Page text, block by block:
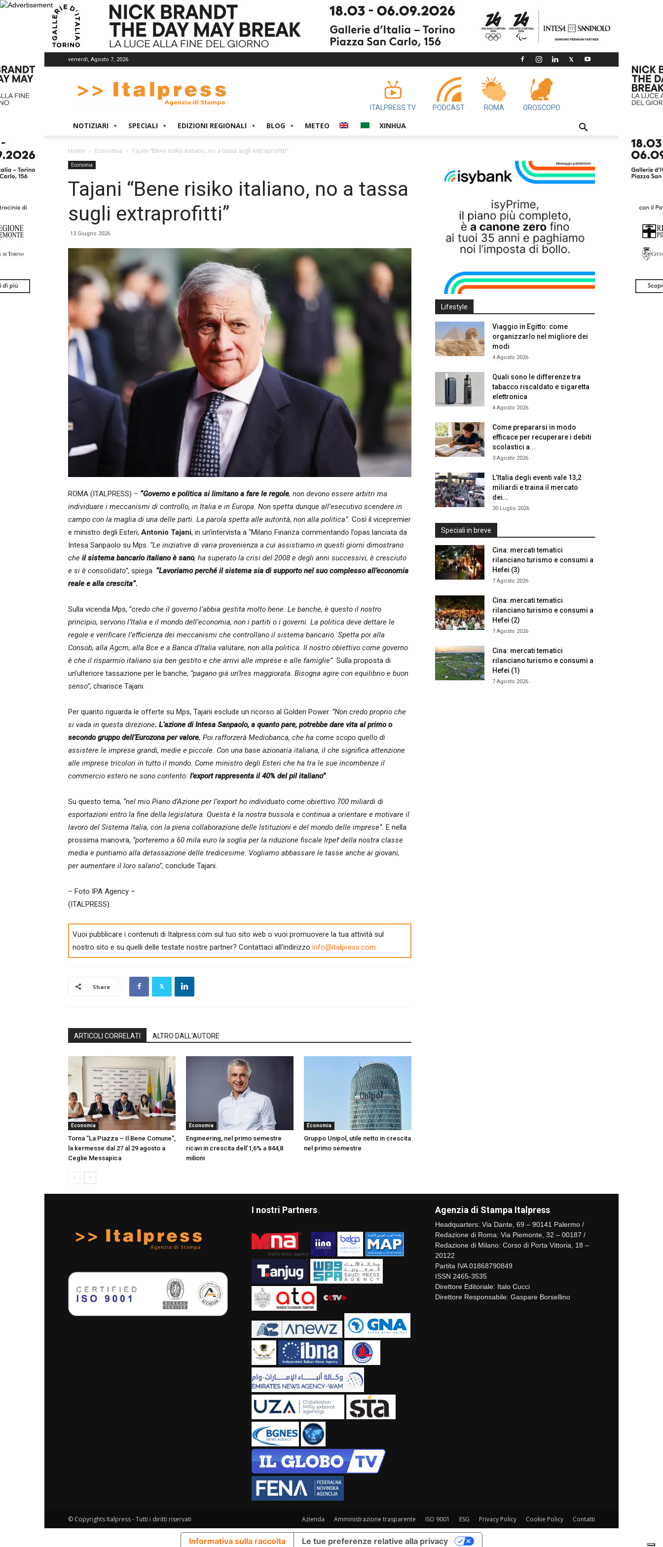
venerdì, Agosto 7, 2026
ITALPRESS TV PODCAST ROMA OROSCOPO
NOTIZIARI SPECIALI EDIZIONI REGIONALI BLOG METEO XINHUA
Home Economia Tajani “Bene risiko italiano, no a tassa sugli extraprofitti”
Economia
Tajani “Bene risiko italiano, no a tassa
sugli extraprofitti”
13 Giugno 2026
ROMA (ITALPRESS) – “Governo e politica si limitano a fare le regole, non devono essere arbitri ma
individuare i meccanismi di controllo, in Italia e in Europa. Non spetta dunque all’esecutivo scendere in
campo con la maglia di una delle parti. La parola spetta alle autorità, non alla politica”. Così il vicepremier
e ministro degli Esteri, Antonio Tajani, in un’intervista a “Milano Finanza commentando l’opas lanciata da
Intesa Sanpaolo su Mps. “Le iniziative di varia provenienza a cui assistiamo in questi giorni dimostrano
che il sistema bancario italiano è sano, ha superato la crisi del 2008 e degli anni successivi, è cresciuto
e si è consolidato”, spiega. “Lavoriamo perché il sistema sia di supporto nel suo complesso all’economia
reale e alla crescita”.
Sulla vicenda Mps, “credo che il governo l’abbia gestita molto bene. Le banche, è questo il nostro
principio, servono l’Italia e il mondo dell’economia, non i partiti o i governi. La politica deve dettare le
regole e verificare l’efficienza dei meccanismi che controllano il sistema bancario. Spetta poi alla
Consob, alla Agcm, alla Bce e a Banca d’Italia valutare, non alla politica. Il nostro obiettivo come governo
è che il risparmio italiano sia ben gestito e che arrivi alle imprese e alle famiglie”. Sulla proposta di
un’ulteriore tassazione per le banche, “pagano già un’Ires maggiorata. Bisogna agire con equilibrio e buon
senso”, chiarisce Tajani.
Per quanto riguarda le offerte su Mps, Tajani esclude un ricorso al Golden Power. “Non credo proprio che
si vada in questa direzione. L’azione di Intesa Sanpaolo, a quanto pare, potrebbe dare vita al primo o
secondo gruppo dell’Eurozona per valore. Poi rafforzerà Mediobanca, che ha come scopo quello di
assistere le imprese grandi, medie e piccole. Con una base azionaria italiana, il che significa attenzione
alle imprese tricolori in tutto il mondo. Come ministro degli Esteri che ha tra le sue incombenze il
commercio estero ne sono contento: l’export rappresenta il 40% del pil italiano”.
Su questo tema, “nel mio Piano d’Azione per l’export ho individuato come obiettivo 700 miliardi di
esportazioni entro la fine della legislatura. Questa è la nostra bussola e continua a orientare e motivare il
lavoro del Sistema Italia, con la piena collaborazione delle Istituzioni e del mondo delle imprese”. E nella
prossima manovra, “porteremo a 60 mila euro la soglia per la riduzione fiscale Irpef della nostra classe
media e puntiamo alla detassazione delle tredicesime. Vogliamo abbassare le tasse anche ai giovani,
per aumentare il loro salario”, conclude Tajani.
– Foto IPA Agency –
(ITALPRESS).
Vuoi pubblicare i contenuti di Italpress.com sul tuo sito web o vuoi promuovere la tua attività sul
nostro sito e su quelli delle testate nostre partner? Contattaci all'indirizzo info@italpress.com
Share
ARTICOLI CORRELATI ALTRO DALL'AUTORE
Economia
Torna “La Piazza – Il Bene Comune”,
la kermesse dal 27 al 29 agosto a
Ceglie Messapica
Economia
Engineering, nel primo semestre
ricavi in crescita dell’1,6% a 844,8
milioni
Economia
Gruppo Unipol, utile netto in crescita
nel primo semestre
Lifestyle
Viaggio in Egitto: come
organizzarlo nel migliore dei
modi
4 Agosto 2026
Quali sono le differenze tra
tabacco riscaldato e sigaretta
elettronica
4 Agosto 2026
Come prepararsi in modo
efficace per recuperare i debiti
scolastici a...
3 Agosto 2026
L’Italia degli eventi vale 13,2
miliardi e traina il mercato
dei...
30 Luglio 2026
Speciali in breve
Cina: mercati tematici
rilanciano turismo e consumi a
Hefei (3)
7 Agosto 2026
Cina: mercati tematici
rilanciano turismo e consumi a
Hefei (2)
7 Agosto 2026
Cina: mercati tematici
rilanciano turismo e consumi a
Hefei (1)
7 Agosto 2026
I nostri Partners Agenzia di Stampa Italpress
Headquarters: Via Dante, 69 – 90141 Palermo /
Redazione di Roma: Via Piemonte, 32 – 00187 /
Redazione di Milano: Corso di Porta Vittoria, 18 –
20122
Partita IVA 01868790849
ISSN 2465-3535
Direttore Editoriale: Italo Cucci
Direttore Responsabile: Gaspare Borsellino
Azienda Amministrazione trasparente ISO 9001 ESG Privacy Policy Cookie Policy Contatti
© Copyrights Italpress - Tutti i diritti riservati
Informativa sulla raccolta Le tue preferenze relative alla privacy